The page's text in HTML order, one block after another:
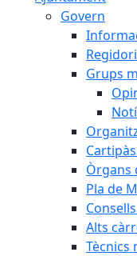
Govern
Grups
Òrgans
Pla de
Alts
Tècnics